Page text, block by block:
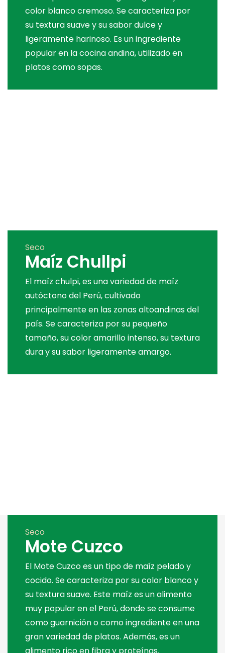
color blanco cremoso. Se caracteriza por
su textura suave y su sabor dulce y
ligeramente harinoso. Es un ingrediente
popular en la cocina andina, utilizado en
platos como sopas.
Seco
Maíz Chullpi
El maíz chulpi, es una variedad de maíz
autóctono del Perú, cultivado
principalmente en las zonas altoandinas del
país. Se caracteriza por su pequeño
tamaño, su color amarillo intenso, su textura
dura y su sabor ligeramente amargo.
Seco
Mote Cuzco
El Mote Cuzco es un tipo de maíz pelado y
cocido. Se caracteriza por su color blanco y
su textura suave. Este maíz es un alimento
muy popular en el Perú, donde se consume
como guarnición o como ingrediente en una
gran variedad de platos. Además, es un